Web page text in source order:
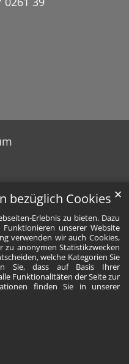
bezüglich Cookies
Erlebnis zu bieten. Dazu
unserer Website
verwenden wir auch Cookies,
anonymen Statistikzwecken
welche Kategorien Sie
Sie, dass auf Basis Ihrer
Funktionalitäten der Seite zur
finden Sie in unserer
✕
Facebook